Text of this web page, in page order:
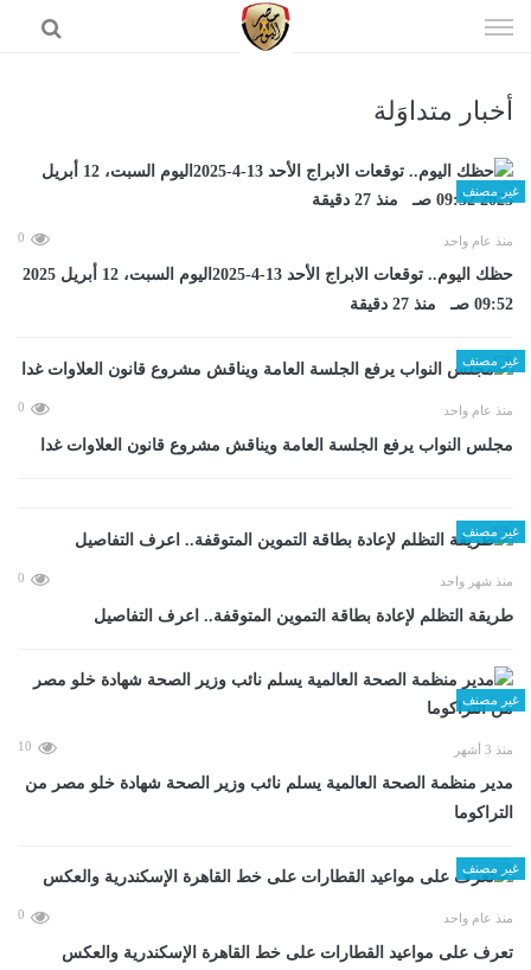
الى
أخبار متداوَلة
غير مصنف
منذ عام واحد 0
حظك اليوم.. توقعات الابراج الأحد 13-4-2025اليوم السبت، 12 أبريل 2025
09:52 صـ منذ 27 دقيقة
غير مصنف
منذ عام واحد 0
مجلس النواب يرفع الجلسة العامة ويناقش مشروع قانون العلاوات غدا
غير مصنف
منذ شهر واحد 0
طريقة التظلم لإعادة بطاقة التموين المتوقفة.. اعرف التفاصيل
غير مصنف
منذ 3 أشهر 10
مدير منظمة الصحة العالمية يسلم نائب وزير الصحة شهادة خلو مصر من
التراكوما
غير مصنف
منذ عام واحد 0
تعرف على مواعيد القطارات على خط القاهرة الإسكندرية والعكس